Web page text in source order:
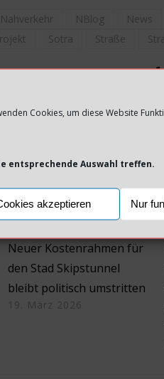
Cookies, um diese Website
entsprechende Auswahl treffen.
akzeptieren Nur
Nahverkehr NBlog News
Sotra Straße
AUCH
Neuer Kostenrahmen für
den Stad Skipstunnel
bleibt politisch umstritten
19. März 2026